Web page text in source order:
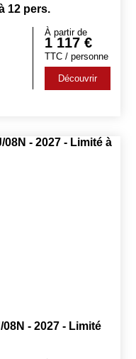
12 pers.
À partir de
1 117 €
TTC / personne
Découvrir
- 2027 - Limité